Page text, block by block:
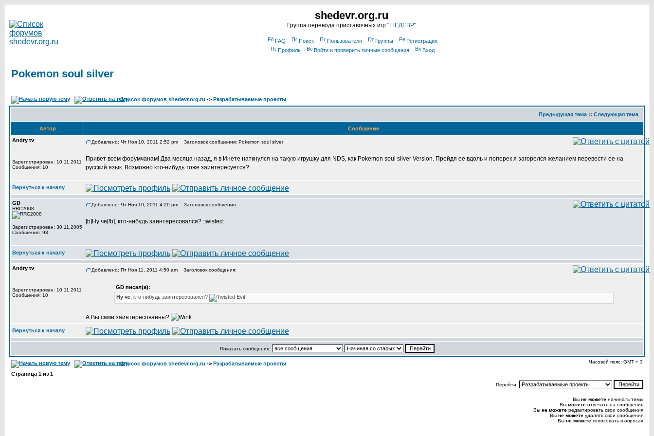
shedevr.org.ru
Группа перевода приставочных игр "ШЕДЕВР"
FAQ Поиск Пользователи Группы
Регистрация
Профиль
Войти и проверить личные сообщения Вход
Pokemon soul silver
Список форумов shedevr.org.ru -> Разрабатываемые проекты
Предыдущая тема :: Следующая тема
Автор
Сообщение
Andry tv
Зарегистрирован: 10.11.2011
Сообщения: 10
Добавлено: Чт Ноя 10, 2011 2:52 pm Заголовок сообщения: Pokemon soul silver
Привет всем форумчанам! Два месяца назад, я в Инете наткнулся на такую игрушку для NDS, как Pokemon soul silver Version. Пройдя ее вдоль и поперек я загорелся желанием перевести ее на
русский язык. Возможно кто-нибудь тоже заинтересуется?
Вернуться к началу
GD
RRC2008
Зарегистрирован: 30.11.2005
Сообщения: 93
Добавлено: Чт Ноя 10, 2011 4:20 pm Заголовок сообщения:
[b]Ну че[/b], кто-нибудь заинтересовался? :twisted:
Вернуться к началу
Andry tv
Зарегистрирован: 10.11.2011
Сообщения: 10
Добавлено: Пт Ноя 11, 2011 4:50 am Заголовок сообщения:
GD писал(а):
Ну че, кто-нибудь заинтересовался?
А Вы сами заинтересованны?
Вернуться к началу
Показать сообщения:
Список форумов shedevr.org.ru -> Разрабатываемые проекты Часовой пояс: GMT + 3
Страница 1 из 1
Перейти:
Вы не можете начинать темы
Вы можете отвечать на сообщения
Вы не можете редактировать свои сообщения
Вы не можете удалять свои сообщения
Вы не можете голосовать в опросах